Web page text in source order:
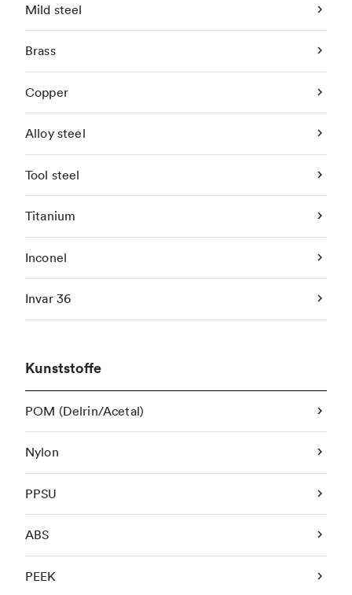
Mild steel
Brass
Copper
Alloy steel
Tool steel
Titanium
Inconel
Invar 36
Kunststoffe
POM (Delrin/Acetal)
Nylon
PPSU
ABS
PEEK